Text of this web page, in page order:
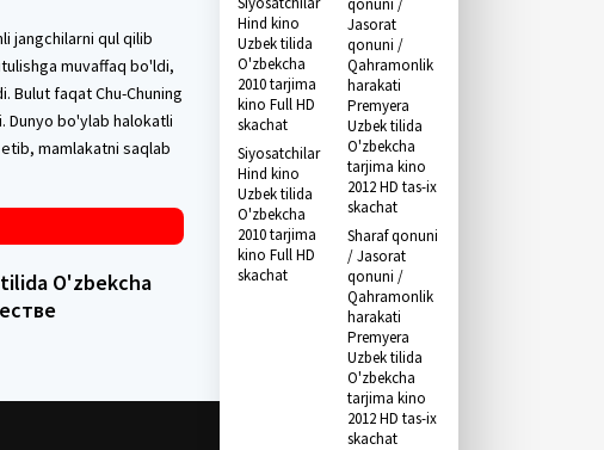
jangchilarni qul qilib
muvaffaq bo'ldi,
Bulut faqat Chu-Chuning
Dunyo bo'ylab halokatli
mamlakatni saqlab
O'zbekcha
Siyosatchilar
Hind kino
Uzbek tilida
O'zbekcha
2010 tarjima
kino Full HD
skachat
Sharaf qonuni
/ Jasorat
qonuni /
Qahramonlik
harakati
Premyera
Uzbek tilida
O'zbekcha
tarjima kino
2012 HD tas-ix
skachat